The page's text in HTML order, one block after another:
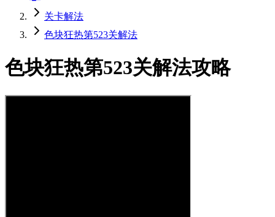
关卡解法
色块狂热第523关解法
色块狂热第523关解法攻略